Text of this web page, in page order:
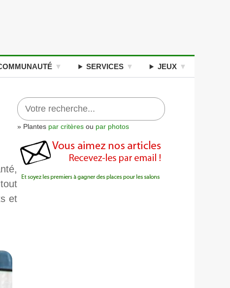
SERVICES JEUX
et
» Plantes par critères ou par photos